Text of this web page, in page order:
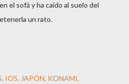
el sofá y ha caído al suelo del
un rato.
IOS JAPÓN KONAMI